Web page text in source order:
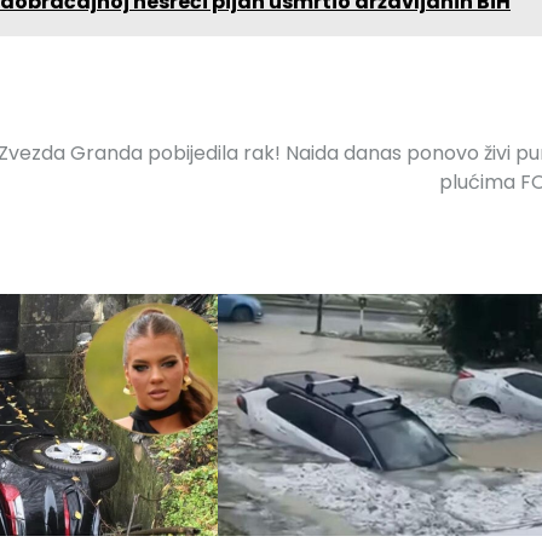
Granda pobijedila rak! Naida danas ponovo živi
plućima